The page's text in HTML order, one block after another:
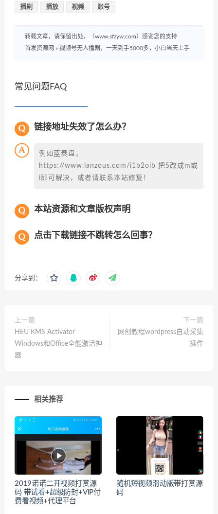
播剧 播放 视频 账号
转载文章，请保留出处，（www.sfzyw.com）感谢您的支持
首发资源网 » 视频号无人播剧，一天到手5000多，小白当天上手
常见问题FAQ
链接地址失效了怎么办？
例如蓝奏盘，
https://www.lanzous.com/i1b2oib 把S改成m或
i即可解决，或者请联系本站修复！
本站资源和文章版权声明
点击下载链接不跳转怎么回事？
分享到：
上一篇
HEU KMS Activator
Windows和Office全能激活神
器
下一篇
网创教程wordpress自动采集
插件
相关推荐
2019诺诺二开视频打赏源
码 带试看+超级防封+VIP付
费看视频+代理平台
随机短视频滑动版带打赏源
码